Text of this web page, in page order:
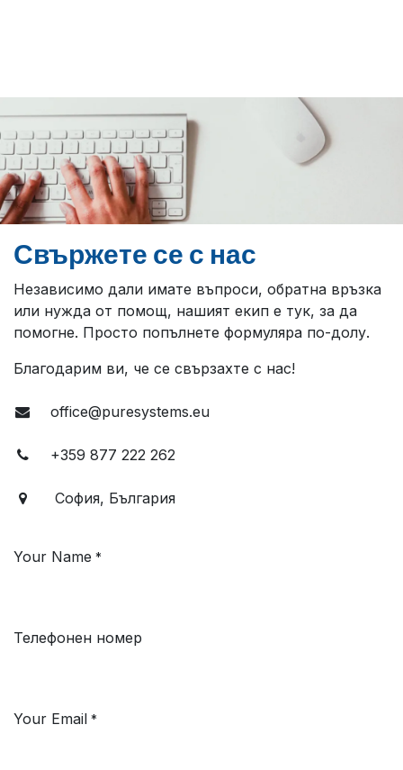
Свържете се с нас
Независимо дали имате въпроси, обратна връзка
или нужда от помощ, нашият екип е тук, за да
помогне. Просто попълнете формуляра по-долу.
Благодарим ви, че се свързахте с нас!
office@puresystems.eu
+359 877 222 262
София, България
Your Name *
Телефонен номер
Your Email *